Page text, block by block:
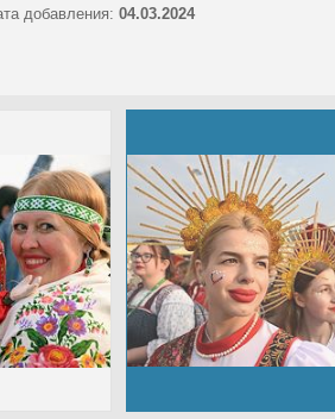
добавления: 04.03.2024